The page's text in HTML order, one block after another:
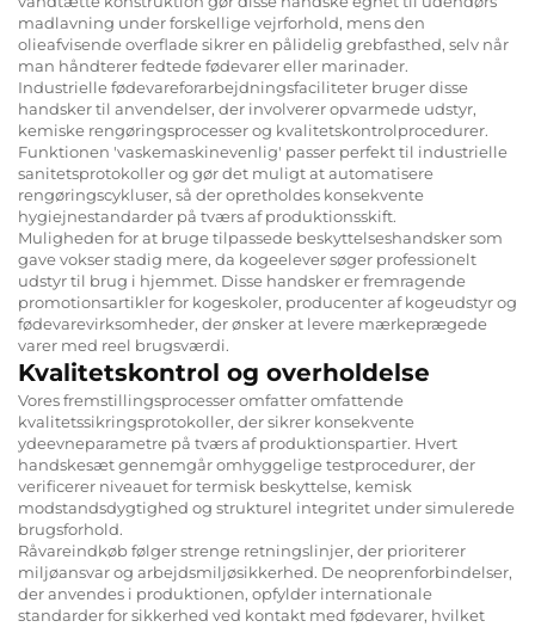
madlavning under forskellige vejrforhold, mens den
olieafvisende overflade sikrer en pålidelig grebfasthed, selv når
man håndterer fedtede fødevarer eller marinader.
Industrielle fødevareforarbejdningsfaciliteter bruger disse
handsker til anvendelser, der involverer opvarmede udstyr,
kemiske rengøringsprocesser og kvalitetskontrolprocedurer.
Funktionen 'vaskemaskinevenlig' passer perfekt til industrielle
sanitetsprotokoller og gør det muligt at automatisere
rengøringscykluser, så der opretholdes konsekvente
hygiejnestandarder på tværs af produktionsskift.
Muligheden for at bruge tilpassede beskyttelseshandsker som
gave vokser stadig mere, da kogeelever søger professionelt
udstyr til brug i hjemmet. Disse handsker er fremragende
promotionsartikler for kogeskoler, producenter af kogeudstyr og
fødevarevirksomheder, der ønsker at levere mærkeprægede
varer med reel brugsværdi.
Kvalitetskontrol og overholdelse
Vores fremstillingsprocesser omfatter omfattende
kvalitetssikringsprotokoller, der sikrer konsekvente
ydeevneparametre på tværs af produktionspartier. Hvert
handskesæt gennemgår omhyggelige testprocedurer, der
verificerer niveauet for termisk beskyttelse, kemisk
modstandsdygtighed og strukturel integritet under simulerede
brugsforhold.
Råvareindkøb følger strenge retningslinjer, der prioriterer
miljøansvar og arbejdsmiljøsikkerhed. De neoprenforbindelser,
der anvendes i produktionen, opfylder internationale
standarder for sikkerhed ved kontakt med fødevarer, hvilket